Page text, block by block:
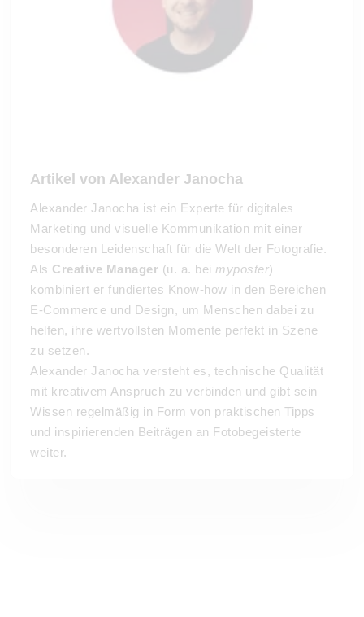
Artikel von Alexander Janocha
Alexander Janocha ist ein Experte für digitales
Marketing und visuelle Kommunikation mit einer
besonderen Leidenschaft für die Welt der Fotografie.
Als Creative Manager (u. a. bei myposter)
kombiniert er fundiertes Know-how in den Bereichen
E-Commerce und Design, um Menschen dabei zu
helfen, ihre wertvollsten Momente perfekt in Szene
zu setzen.
Alexander Janocha versteht es, technische Qualität
mit kreativem Anspruch zu verbinden und gibt sein
Wissen regelmäßig in Form von praktischen Tipps
und inspirierenden Beiträgen an Fotobegeisterte
weiter.